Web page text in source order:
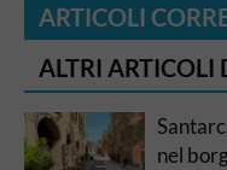
ARTICOLI
ALTRI ARTICOLI
nel